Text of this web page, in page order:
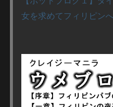
女を求めてフィリピンへ